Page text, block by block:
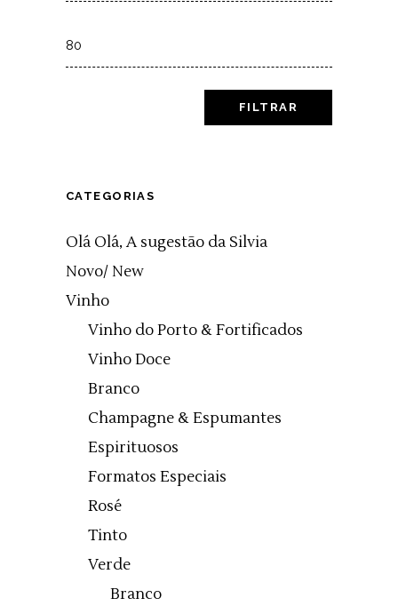
FILTRAR
CATEGORIAS
Olá Olá, A sugestão da Silvia
Novo/ New
Vinho
Vinho do Porto & Fortificados
Vinho Doce
Branco
Champagne & Espumantes
Espirituosos
Formatos Especiais
Rosé
Tinto
Verde
Branco